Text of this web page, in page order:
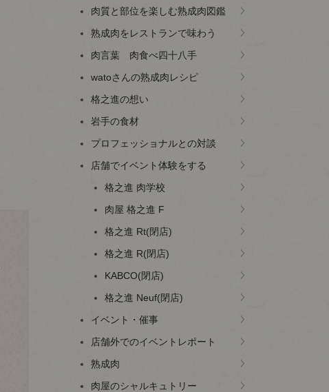
肉質と部位を楽しむ熟成肉図鑑
熟成肉をレストランで味わう
肉言葉 肉食べ四十八手
watoさんの熟成肉レシピ
格之進の想い
岩手の食材
プロフェッショナルとの対談
店舗でイベント体験をする
格之進 肉学校
肉屋 格之進 F
格之進 Rt(閉店)
格之進 R(閉店)
KABCO(閉店)
格之進 Neuf(閉店)
イベント・催事
店舗外でのイベントレポート
熟成肉
肉屋のシャルキュトリー